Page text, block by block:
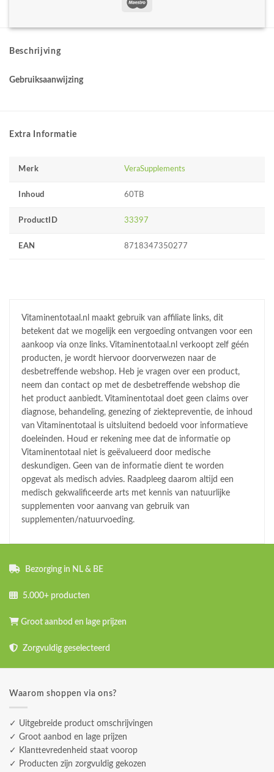
Beschrijving
Gebruiksaanwijzing
Extra Informatie
Merk VeraSupplements
Inhoud 60TB
ProductID 33397
EAN 8718347350277
Vitaminentotaal.nl maakt gebruik van affiliate links, dit
betekent dat we mogelijk een vergoeding ontvangen voor een
aankoop via onze links. Vitaminentotaal.nl verkoopt zelf géén
producten, je wordt hiervoor doorverwezen naar de
desbetreffende webshop. Heb je vragen over een product,
neem dan contact op met de desbetreffende webshop die
het product aanbiedt. Vitaminentotaal doet geen claims over
diagnose, behandeling, genezing of ziektepreventie, de inhoud
van Vitaminentotaal is uitsluitend bedoeld voor informatieve
doeleinden. Houd er rekening mee dat de informatie op
Vitaminentotaal niet is geëvalueerd door medische
deskundigen. Geen van de informatie dient te worden
opgevat als medisch advies. Raadpleeg daarom altijd een
medisch gekwalificeerde arts met kennis van natuurlijke
supplementen voor aanvang van gebruik van
supplementen/natuurvoeding.
Bezorging in NL & BE
5.000+ producten
Groot aanbod en lage prijzen
Zorgvuldig geselecteerd
Waarom shoppen via ons?
✓ Uitgebreide product omschrijvingen
✓ Groot aanbod en lage prijzen
✓ Klanttevredenheid staat voorop
✓ Producten zijn zorgvuldig gekozen